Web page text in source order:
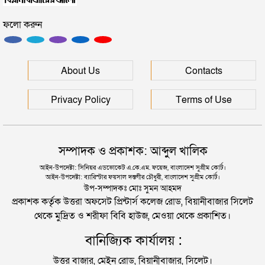
সিলেটের মাস্টারপ্ল্যান বাস্তবায়নে ঢাকায় উচ্চপর্যায়ে যা হল
দুই তরুণীকে তুলে নিয়ে ধর্ষণ, ৬ যুবককে যে শাস্তি দিলে
আদালত
যুক্তরাজ্যে বাংলাদেশিদের মধ্যে ৯৫ শতাংশই সিলেটি
সিলেটে বিচার নিয়ে হতাশ ৬ শহীদ পরিবার
রাজধানীর মাদারটেক থেকে তরুণীর খণ্ডিত মাথা ও দুই হাত
উদ্ধার
দিল্লিতে শেখ হাসিনার বক্তব্য দেওয়া নিয়ে পররাষ্ট্র
মন্ত্রণালয়ের ক্ষোভ
সিলেটের সাবেক মন্ত্রী-এমপিরা কে কোথায়?
জুলাই আন্দোলন ছাত্র-জনতার বীরত্বের স্মারকস্তম্ভ:
বিয়ানীবাজারের ইউএনও
ফলো করুন
About Us Contacts
Privacy Policy Terms of Use
সম্পাদক ও প্রকাশক: আব্দুল খালিক
আইন-উপদেষ্টা: সিনিয়র এডভোকেট এ.কে.এম. ফয়েজ, বাংলাদেশ সুপ্রীম কোর্ট।
আইন-উপদেষ্টা: ব্যারিস্টার ফয়সাল দস্তগীর চৌধুরী, বাংলাদেশ সুপ্রীম কোর্ট।
উপ-সম্পাদকঃ মোঃ সুমন আহমদ
প্রকাশক কর্তৃক উত্তরা অফসেট প্রিন্টার্স কলেজ রোড, বিয়ানীবাজার সিলেট
থেকে মুদ্রিত ও শরীফা বিবি হাউজ, মেওয়া থেকে প্রকাশিত।
বানিজ্যিক কার্যালয় :
উত্তর বাজার, মেইন রোড, বিয়ানীবাজার, সিলেট।